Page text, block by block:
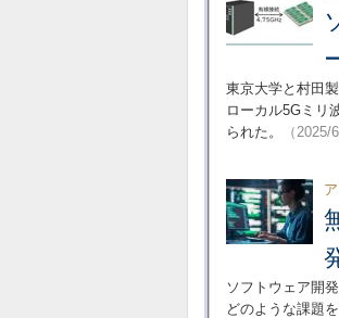
東京大学と村田
ローカル5Gミリ
られた。
（2025/
ソフトウェア開
どのような課題